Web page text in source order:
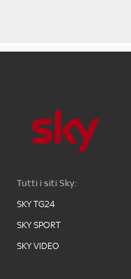
Tutti i siti Sky:
SKY TG24
SKY SPORT
SKY VIDEO